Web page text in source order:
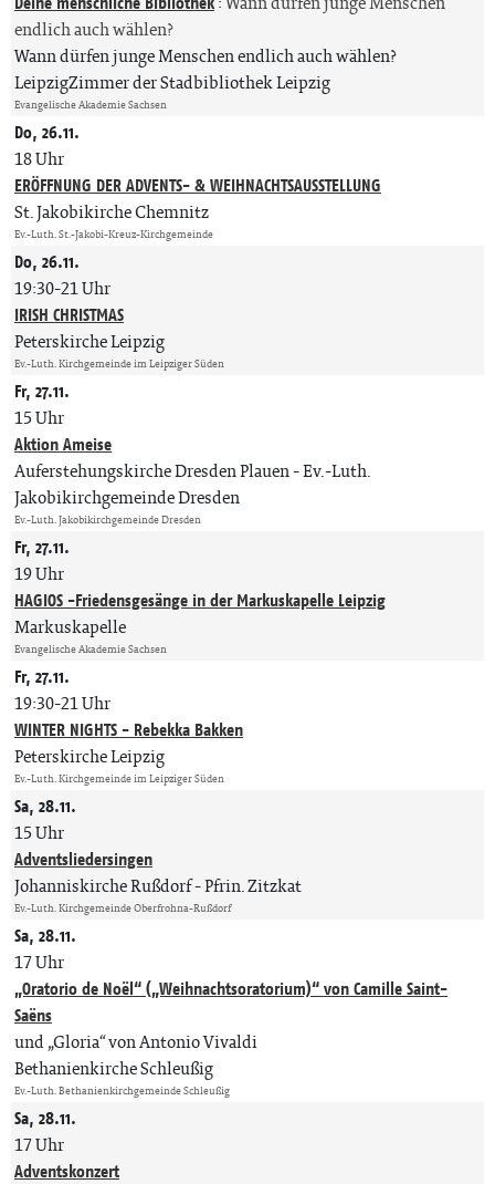
endlich auch wählen?
Wann dürfen junge Menschen endlich auch wählen?
LeipzigZimmer der Stadbibliothek Leipzig
Evangelische Akademie Sachsen
Do, 26.11.
18 Uhr
ERÖFFNUNG DER ADVENTS- & WEIHNACHTSAUSSTELLUNG
St. Jakobikirche Chemnitz
Ev.-Luth. St.-Jakobi-Kreuz-Kirchgemeinde
Do, 26.11.
19:30-21 Uhr
IRISH CHRISTMAS
Peterskirche Leipzig
Ev.-Luth. Kirchgemeinde im Leipziger Süden
Fr, 27.11.
15 Uhr
Aktion Ameise
Auferstehungskirche Dresden Plauen Ev.-Luth.
Jakobikirchgemeinde Dresden
Ev.-Luth. Jakobikirchgemeinde Dresden
Fr, 27.11.
19 Uhr
HAGIOS -Friedensgesänge in der Markuskapelle Leipzig
Markuskapelle
Evangelische Akademie Sachsen
Fr, 27.11.
19:30-21 Uhr
WINTER NIGHTS - Rebekka Bakken
Peterskirche Leipzig
Ev.-Luth. Kirchgemeinde im Leipziger Süden
Sa, 28.11.
15 Uhr
Adventsliedersingen
Johanniskirche Rußdorf Pfrin. Zitzkat
Ev.-Luth. Kirchgemeinde Oberfrohna-Rußdorf
Sa, 28.11.
17 Uhr
„Oratorio de Noël“ („Weihnachtsoratorium)“ von Camille Saint-
Saëns
und „Gloria“ von Antonio Vivaldi
Bethanienkirche Schleußig
Ev.-Luth. Bethanienkirchgemeinde Schleußig
Sa, 28.11.
17 Uhr
Adventskonzert